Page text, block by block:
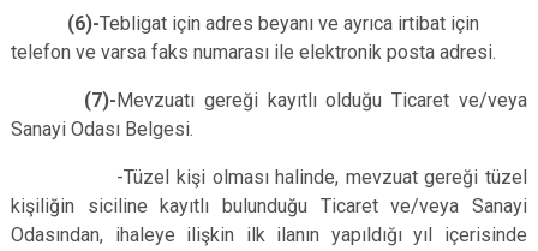
(6)-Tebligat için adres beyanı ve ayrıca irtibat için
telefon ve varsa faks numarası ile elektronik posta adresi.
(7)-Mevzuatı gereği kayıtlı olduğu Ticaret ve/veya
Sanayi Odası Belgesi.
-Tüzel kişi olması halinde, mevzuat gereği tüzel
kişiliğin siciline kayıtlı bulunduğu Ticaret ve/veya Sanayi
Odasından, ihaleye ilişkin ilk ilanın yapıldığı yıl içerisinde